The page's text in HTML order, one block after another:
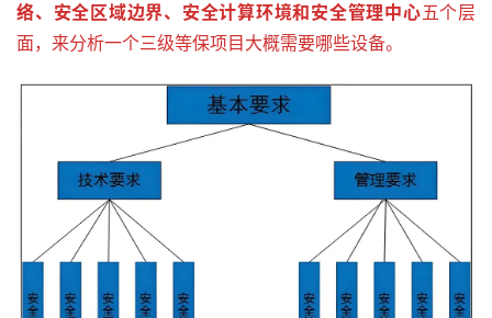
络、安全区域边界、安全计算环境和安全管理中心五个层
面，来分析一个三级等保项目大概需要哪些设备。